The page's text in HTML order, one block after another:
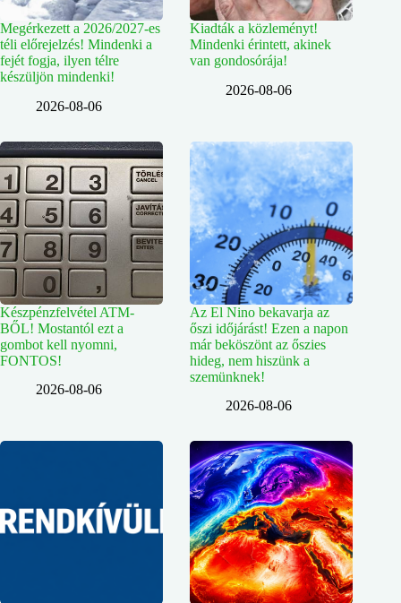
Megérkezett a 2026/2027-es
téli előrejelzés! Mindenki a
fejét fogja, ilyen télre
készüljön mindenki!
2026-08-06
Kiadták a közleményt!
Mindenki érintett, akinek
van gondosórája!
2026-08-06
Készpénzfelvétel ATM-
BŐL! Mostantól ezt a
gombot kell nyomni,
FONTOS!
2026-08-06
Az El Nino bekavarja az
őszi időjárást! Ezen a napon
már beköszönt az őszies
hideg, nem hiszünk a
szemünknek!
2026-08-06